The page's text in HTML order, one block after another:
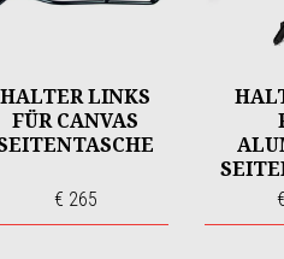
HALTER LINKS
FÜR CANVAS
€ 265